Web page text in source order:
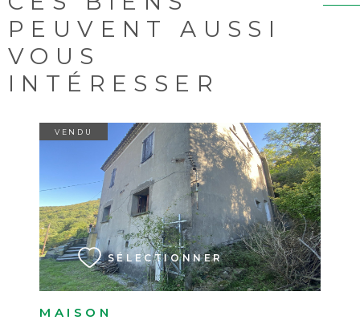
PEUVENT AUSSI
VOUS
INTÉRESSER
MAISON
VENDU
SÉLECTIONNER
VOIR LE BIEN